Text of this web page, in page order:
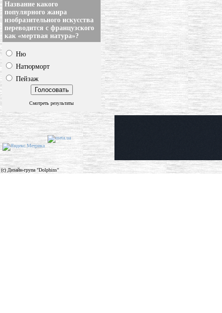
Название какого
популярного жанра
изобразительного искусства
переводится с французского
как «мертвая натура»?
Ню
Натюрморт
Пейзаж
Смотреть результаты
(c) Дизайн-група "Dolphins"